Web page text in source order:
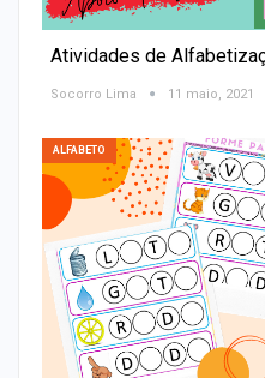
Atividades de
Socorro Lima 11 maio, 2021
ALFABETO